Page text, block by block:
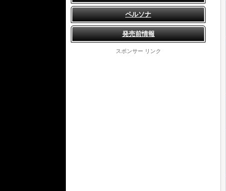
ペルソナ
発売前情報
スポンサー リンク